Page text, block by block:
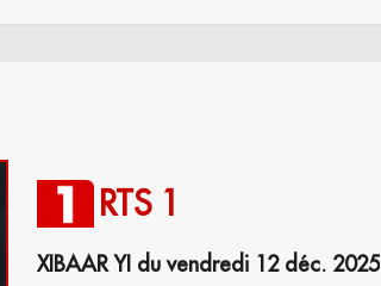
RTS 1
XIBAAR YI du vendredi 12 déc. 2025